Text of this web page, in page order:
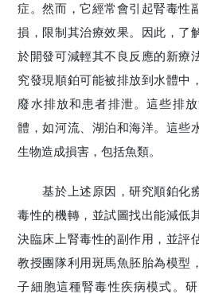
症。然而，它經常會引起腎毒性
損，限制其治療效果。因此，了
於開發可減輕其不良反應的新療
究發現順鉑可能被排放到水體中
廢水排放和患者排泄。這些排
體，如河流、湖泊和海洋。這些
生物造成損害，包括魚類。
基於上述原因，研究順鉑化
毒性的機轉，並試圖找出能減低
決臨床上腎毒性的副作用，並評
教授團隊利用斑馬魚胚胎為模型
子細胞這種腎毒性疾病模式。